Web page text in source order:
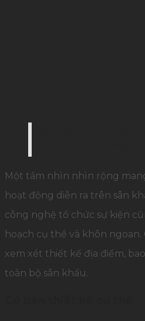
Một tầm nhìn nhìn rộng
hoạt động diễn ra trên sân
công nghệ tổ chức sự kiện
hoạch cụ thể và khôn
xem xét thiết kế địa điểm,
toàn bộ sân khấu.